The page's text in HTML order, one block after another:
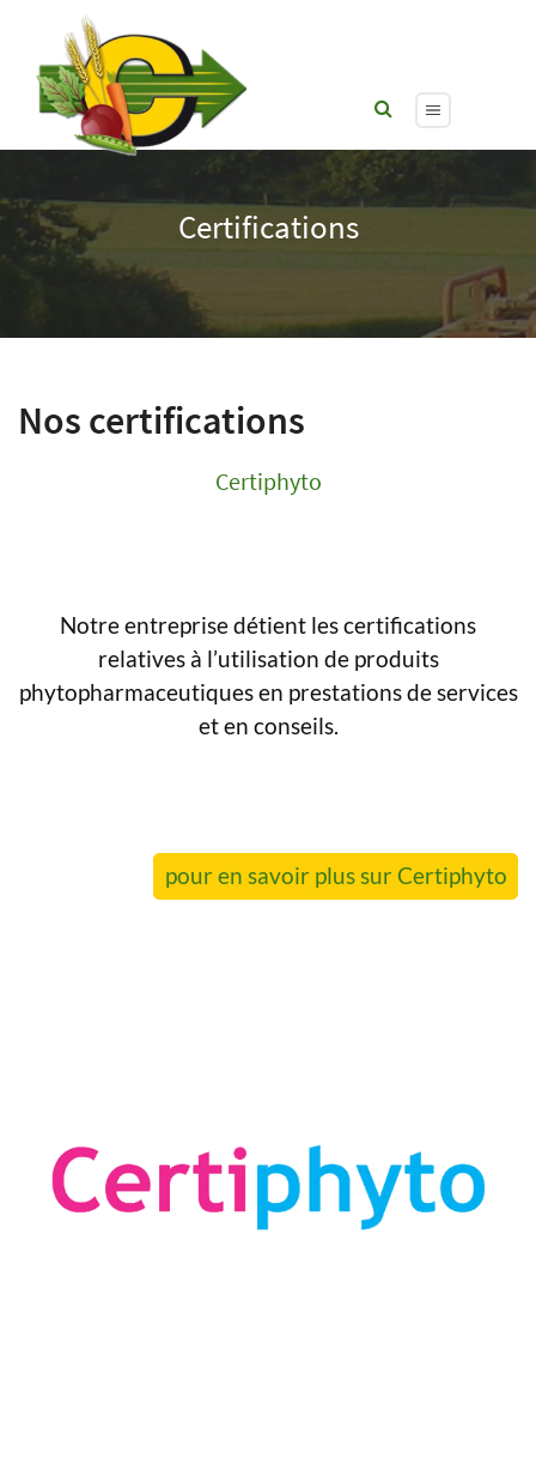
Certifications
Nos certifications
Certiphyto
Notre entreprise détient les certifications
relatives à l’utilisation de produits
phytopharmaceutiques en prestations de services
et en conseils.
pour en savoir plus sur Certiphyto